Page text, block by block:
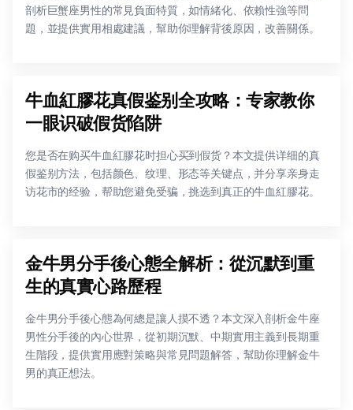
剖析巨蟹座男性的常見負面特質，如情緒化、依賴性強等問
題，並提供實用相處建議，幫助你理解背後原因，改善關係。
牛血紅膠花真假鉴别全攻略：专家教你
一眼识破假货陷阱
您是否在购买牛血紅膠花时担心买到假货？本文提供详细的真
假鉴别方法，包括颜色、纹理、形态等关键点，并分享亲身走
访花市的经验，帮助您避免受骗，挑选到真正的牛血紅膠花。
金牛男分手後心態全解析：從沉默到重
生的真實心路歷程
金牛男分手後心態為何總是讓人摸不透？本文深入剖析金牛座
男性分手後的內心世界，從初期沉默、中期實用主義到長期重
生階段，提供實用應對策略與常見問題解答，幫助你理解金牛
男的真正想法。